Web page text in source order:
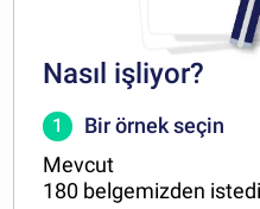
Nasıl işliyor?
1
Bir örnek seçin
Mevcut
180 belgemizden